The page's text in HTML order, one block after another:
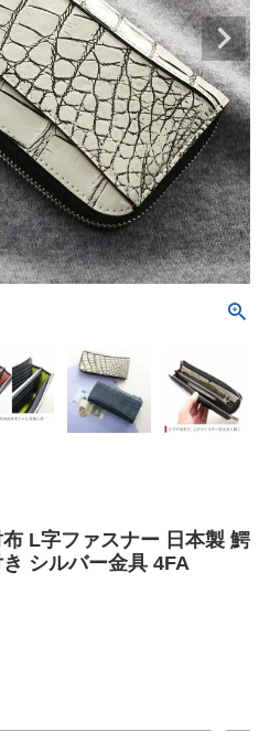
L字ファスナー 日本製 鰐
シルバー金具 4FA